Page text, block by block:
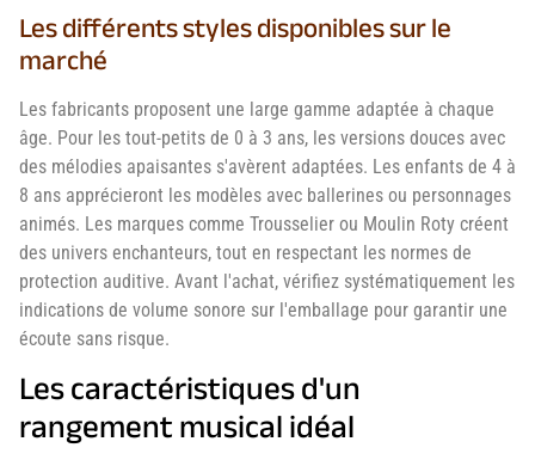
Les différents styles disponibles sur le
marché
Les fabricants proposent une large gamme adaptée à chaque
âge. Pour les tout-petits de 0 à 3 ans, les versions douces avec
des mélodies apaisantes s'avèrent adaptées. Les enfants de 4 à
8 ans apprécieront les modèles avec ballerines ou personnages
animés. Les marques comme Trousselier ou Moulin Roty créent
des univers enchanteurs, tout en respectant les normes de
protection auditive. Avant l'achat, vérifiez systématiquement les
indications de volume sonore sur l'emballage pour garantir une
écoute sans risque.
Les caractéristiques d'un
rangement musical idéal